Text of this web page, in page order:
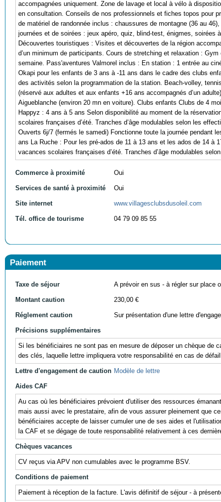
accompagnées uniquement. Zone de lavage et local à vélo à
en consultation. Conseils de nos professionnels et fiches topos pour
de matériel de randonnée inclus : chaussures de montagne (36 au
journées et de soirées : jeux apéro, quiz, blind-test, énigmes,
Découvertes touristiques : Visites et découvertes de la région
d’un minimum de participants. Cours de stretching et relaxation :
semaine. Pass'aventures Valmorel inclus : En station : 1 entrée au
Okapi pour les enfants de 3 ans à -11 ans dans le cadre des clubs
des activités selon la programmation de la station. Beach-volley,
(réservé aux adultes et aux enfants +16 ans accompagnés d’un
Aigueblanche (environ 20 mn en voiture). Clubs enfants Clubs de 4
Happyz : 4 ans à 5 ans Selon disponibilité au moment de la
scolaires françaises d’été. Tranches d’âge modulables selon les
Ouverts 6j/7 (fermés le samedi) Fonctionne toute la journée pendant
ans La Ruche : Pour les pré-ados de 11 à 13 ans et les ados de 14 à
vacances scolaires françaises d’été. Tranches d’âge modulables
Commerce à proximité Oui
Services de santé à proximité Oui
Site internet www.villagesclubsdusoleil.com
Tél. office de tourisme 04 79 09 85 55
Paiement
Taxe de séjour A prévoir en sus - à régler sur place
Montant caution 230,00 €
Réglement caution Sur présentation d'une lettre
Précisions supplémentaires
Si les bénéficiaires ne sont pas en mesure de déposer un chèque de
des clés, laquelle lettre impliquera votre responsabilité en cas de
Lettre d'engagement de caution Modèle de lettre
Aides CAF
Au cas où les bénéficiaires prévoient d'utiliser des ressources
mais aussi avec le prestataire, afin de vous assurer pleinement que
bénéficiaires accepte de laisser cumuler une de ses aides et
la CAF et se dégage de toute responsabilité relativement à ces
Chèques vacances
CV reçus via APV non cumulables avec le programme BSV.
Conditions de paiement
Paiement à réception de la facture. L'avis définitif de séjour - à